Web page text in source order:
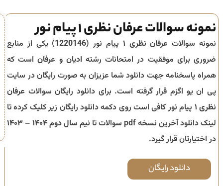
نمونه سوالات عرفان نظری ۱ پیام نور
نمونه سوالات عرفان نظری ۱ پیام نور (1220146) یکی از منابع
ضروری برای موفقیت در امتحانات رشته ادیان و عرفاناست که
همراه پاسخنامه جهت دانلود شما عزیزان به صورت رایگان در سایت
پی ان یو اگزم قرار گرفته است. برای دانلود رایگان سوالات عرفان
نظری ۱ پیام نور کافی است روی دکمه دانلود رایگان زیر کلیک کرده تا
لینک دانلود آخرین نسخه pdf سوالات تا
نیم سال دوم ۱۴۰۴ – ۱۴۰۳
در اختیارتان قرار گیرد.
دانلود رایگان